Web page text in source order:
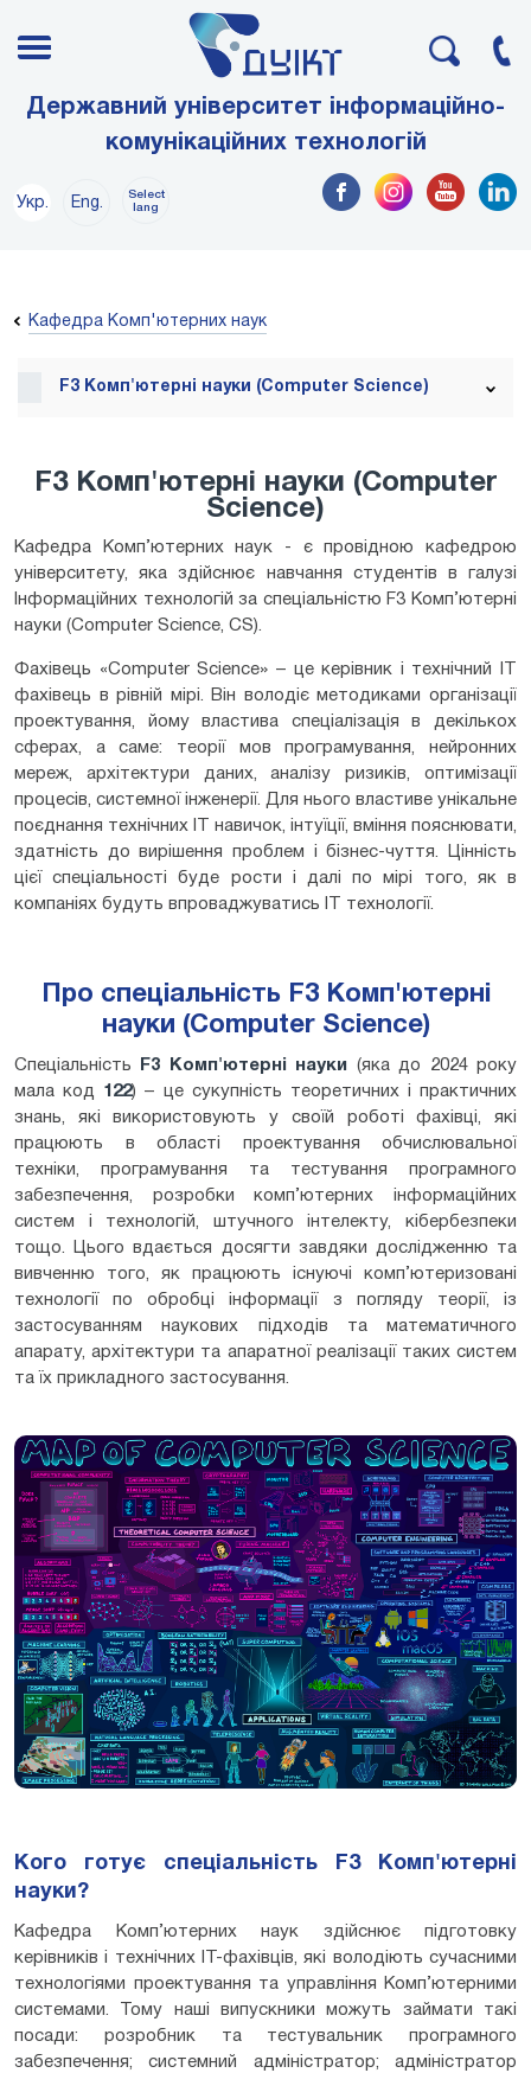
Державний університет інформаційно-
комунікаційних технологій
Укр. Eng.
Select
lang
Кафедра Комп'ютерних наук
F3 Комп'ютерні науки (Computer Science)
F3 Комп'ютерні науки (Computer
Science)
Кафедра Комп’ютерних наук - є провідною кафедрою
університету, яка здійснює навчання студентів в галузі
Інформаційних технологій за спеціальністю F3 Комп’ютерні
науки (Computer Science, CS).
Фахівець «Computer Science» – це керівник і технічний ІТ
фахівець в рівній мірі. Він володіє методиками організації
проектування, йому властива спеціалізація в декількох
сферах, а саме: теорії мов програмування, нейронних
мереж, архітектури даних, аналізу ризиків, оптимізації
процесів, системної інженерії. Для нього властиве унікальне
поєднання технічних ІТ навичок, інтуїції, вміння пояснювати,
здатність до вирішення проблем і бізнес-чуття. Цінність
цієї спеціальності буде рости і далі по мірі того, як в
компаніях будуть впроваджуватись ІТ технології.
Про спеціальність F3 Комп'ютерні
науки (Computer Science)
Спеціальність F3 Комп'ютерні науки (яка до 2024 року
мала код 122) – це сукупність теоретичних і практичних
знань, які використовують у своїй роботі фахівці, які
працюють в області проектування обчислювальної
техніки, програмування та тестування програмного
забезпечення, розробки комп’ютерних інформаційних
систем і технологій, штучного інтелекту, кібербезпеки
тощо. Цього вдається досягти завдяки дослідженню та
вивченню того, як працюють існуючі комп’ютеризовані
технології по обробці інформації з погляду теорії, із
застосуванням наукових підходів та математичного
апарату, архітектури та апаратної реалізації таких систем
та їх прикладного застосування.
Кого готує спеціальність F3 Комп'ютерні
науки?
Кафедра Комп’ютерних наук здійснює підготовку
керівників і технічних ІТ-фахівців, які володіють сучасними
технологіями проектування та управління Комп’ютерними
системами. Тому наші випускники можуть займати такі
посади: розробник та тестувальник програмного
забезпечення; системний адміністратор; адміністратор